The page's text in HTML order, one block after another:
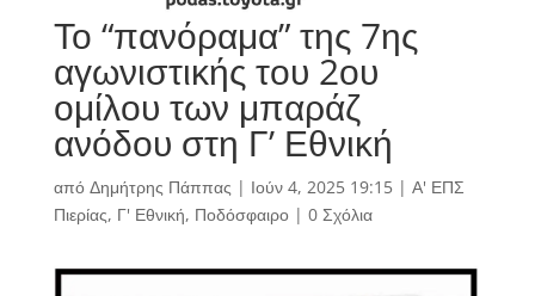
Το “πανόραμα” της 7ης
αγωνιστικής του 2ου
ομίλου των μπαράζ
ανόδου στη Γ’ Εθνική
από Δημήτρης Πάππας | Ιούν 4, 2025 19:15| Α' ΕΠΣ
Πιερίας, Γ' Εθνική, Ποδόσφαιρο| 0 Σχόλια